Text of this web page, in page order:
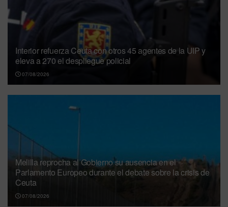
Interior refuerza Ceuta con otros 45 agentes de la UIP y
eleva a 270 el despliegue policial
07/08/2026
Melilla reprocha al Gobierno su ausencia en el
Parlamento Europeo durante el debate sobre la crisis de
Ceuta
07/08/2026